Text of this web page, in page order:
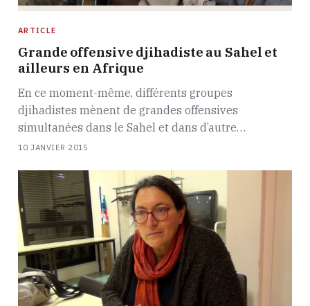
ARTICLE
Grande offensive djihadiste au Sahel et
ailleurs en Afrique
En ce moment-même, différents groupes
djihadistes mènent de grandes offensives
simultanées dans le Sahel et dans d’autre…
10 JANVIER 2015